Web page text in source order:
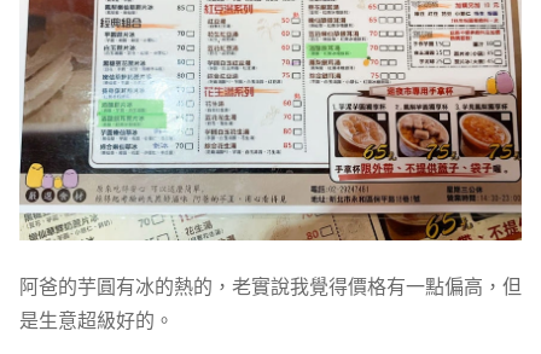
阿爸的芋圓有冰的熱的，老實說我覺得價格有一點偏高，但
是生意超級好的。